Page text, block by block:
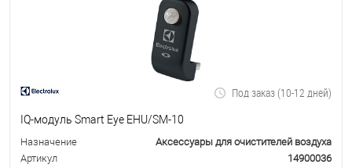
Под заказ (10-12 дней)
IQ-модуль Smart Eye EHU/SM-10
Назначение
Аксессуары для очистителей воздуха
Артикул
14900036